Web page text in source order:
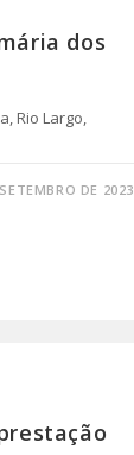
dos
Rio Largo,
DE 2023